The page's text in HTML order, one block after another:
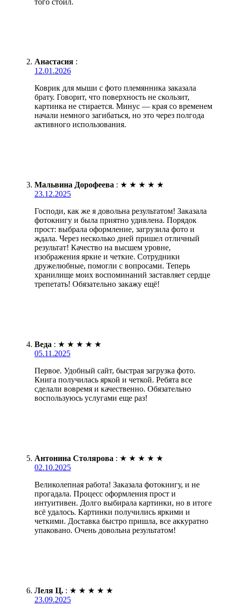
того стоил.
Анастасия :
12.01.2026
Коврик для мыши с фото племянника заказала
брату. Говорит, что поверхность не скользит,
картинка не стирается. Минус — края со временем
начали немного загибаться, но это через полгода
активного использования.
Мальвина Дорофеева : ★ ★ ★ ★ ★
23.12.2025
Господи, как же я довольна результатом! Заказала
фотокнигу и была приятно удивлена. Порядок
прост: выбрала оформление, загрузила фото и
ждала. Через несколько дней пришел отличный
результат! Качество на высшем уровне,
изображения яркие и четкие. Сотрудники
дружелюбные, помогли с вопросами. Теперь
хранилище моих воспоминаний заставляет сердце
трепетать! Обязательно закажу ещё!
Веда : ★ ★ ★ ★ ★
05.11.2025
Первое. Удобный сайт, быстрая загрузка фото.
Книга получилась яркой и четкой. Ребята все
сделали вовремя и качественно. Обязательно
воспользуюсь услугами еще раз!
Антонина Столярова : ★ ★ ★ ★ ★
02.10.2025
Великолепная работа! Заказала фотокнигу, и не
прогадала. Процесс оформления прост и
интуитивен. Долго выбирала картинки, но в итоге
всё удалось. Картинки получились яркими и
четкими. Доставка быстро пришла, все аккуратно
упаковано. Очень довольна результатом!
Леля Ц. : ★ ★ ★ ★ ★
23.09.2025